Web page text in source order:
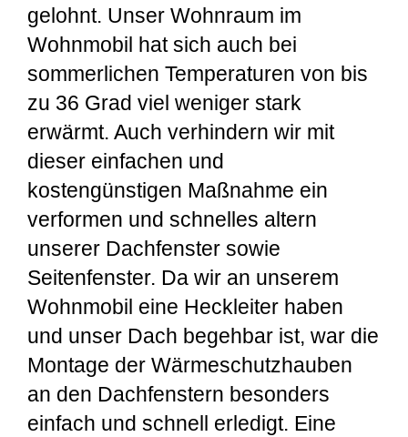
gelohnt. Unser Wohnraum im
Wohnmobil hat sich auch bei
sommerlichen Temperaturen von bis
zu 36 Grad viel weniger stark
erwärmt. Auch verhindern wir mit
dieser einfachen und
kostengünstigen Maßnahme ein
verformen und schnelles altern
unserer Dachfenster sowie
Seitenfenster. Da wir an unserem
Wohnmobil eine Heckleiter haben
und unser Dach begehbar ist, war die
Montage der Wärmeschutzhauben
an den Dachfenstern besonders
einfach und schnell erledigt. Eine